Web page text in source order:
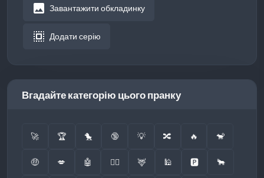
image Завантажити обкладинку
select_all Додати серію
Вгадайте категорію цього пранку
🚀 🏆 🐤 🔞 💡 🔀 🔥 🐒
🤑 💋 🤖 👮‍♂️ 🦌 🕌 🅿️ 🐂